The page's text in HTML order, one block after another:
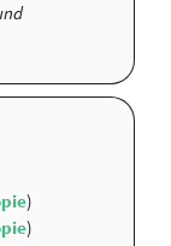
)
)